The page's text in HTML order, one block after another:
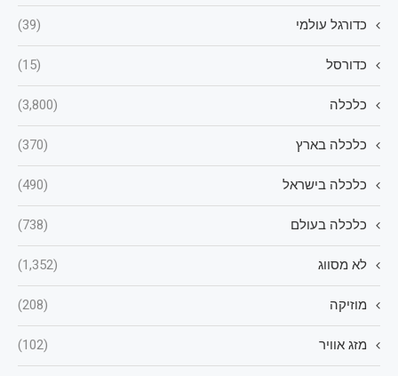
כדורגל עולמי (39)
כדורסל (15)
כלכלה (3,800)
כלכלה בארץ (370)
כלכלה בישראל (490)
כלכלה בעולם (738)
לא מסווג (1,352)
מוזיקה (208)
מזג אוויר (102)